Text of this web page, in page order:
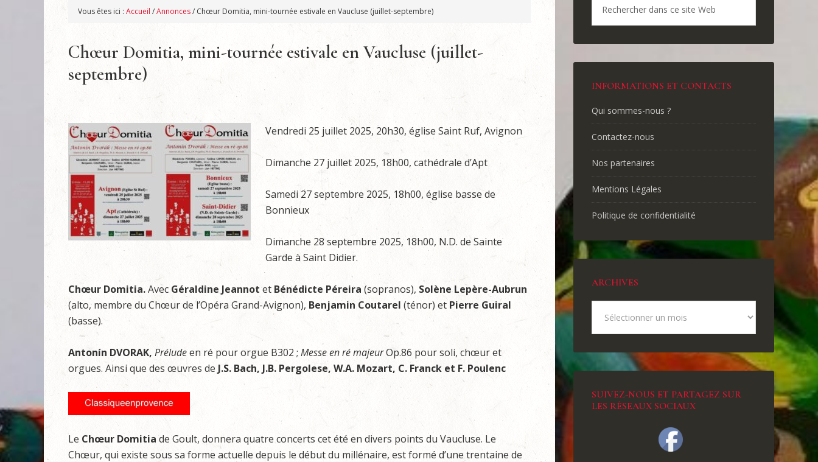
Vous êtes ici : Accueil /Annonces/ Chœur Domitia, mini-tournée estivale en Vaucluse (juillet-septembre)
Chœur Domitia, mini-tournée estivale en Vaucluse (juillet-
septembre)
Vendredi 25 juillet 2025, 20h30, église Saint Ruf, Avignon
Dimanche 27 juillet 2025, 18h00, cathédrale d’Apt
Samedi 27 septembre 2025, 18h00, église basse de
Bonnieux
Dimanche 28 septembre 2025, 18h00, N.D. de Sainte
Garde à Saint Didier.
Chœur Domitia.Avec Géraldine Jeannot et Bénédicte Péreira (sopranos), Solène Lepère-Aubrun
(alto, membre du Chœur de l’Opéra Grand-Avignon), Benjamin Coutarel (ténor) et Pierre Guiral
(basse).
Antonín DVORAK, Préludeen ré pour orgue B302 ; Messe en ré majeurOp.86 pour soli, chœur et
orgues. Ainsi que des œuvres de J.S. Bach, J.B. Pergolese, W.A. Mozart, C. Franck et F. Poulenc
Le Chœur Domitiade Goult, donnera quatre concerts cet été en divers points du Vaucluse. Le
Chœur, qui existe sous sa forme actuelle depuis le début du millénaire, est formé d’une trentaine de
INFORMATIONS ET CONTACTS
Qui sommes-nous ?
Contactez-nous
Nos partenaires
Mentions Légales
Politique de confidentialité
ARCHIVES
SUIVEZ-NOUS ET PARTAGEZ SUR
LES RÉSEAUX SOCIAUX